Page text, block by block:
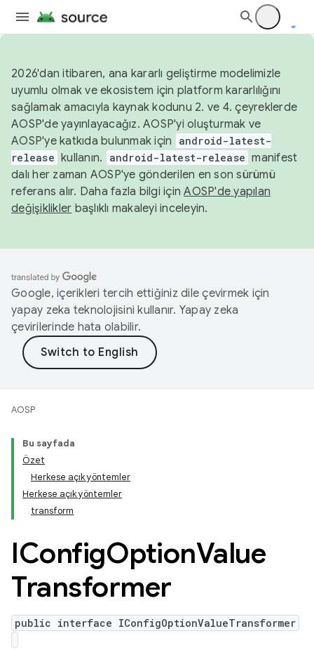
2026'dan itibaren, ana kararlı geliştirme modelimizle
uyumlu olmak ve ekosistem için platform kararlılığını
sağlamak amacıyla kaynak kodunu 2. ve 4. çeyreklerde
AOSP'de yayınlayacağız. AOSP'yi oluşturmak ve
AOSP'ye katkıda bulunmak için
android-latest-
release kullanın. android-latest-release manifest
dalı her zaman AOSP'ye gönderilen en son sürümü
referans alır. Daha fazla bilgi içinAOSP'de yapılan
değişiklikler başlıklı makaleyi inceleyin.
Google, içerikleri tercih ettiğiniz dile çevirmek için
yapay zeka teknolojisini kullanır. Yapay zeka
çevirilerinde hata olabilir.
AOSP
Bu sayfada
Özet
Herkese açık yöntemler
Herkese açık yöntemler
transform
IConfigOptionValue
Transformer
public interface IConfigOptionValueTransformer